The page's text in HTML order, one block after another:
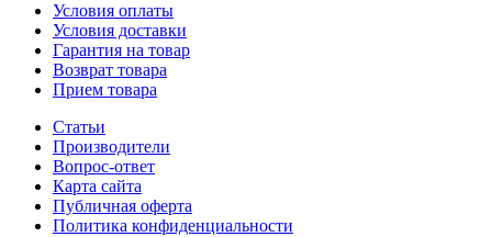
Условия оплаты
Условия доставки
Гарантия на товар
Возврат товара
Прием товара
Статьи
Производители
Вопрос-ответ
Карта сайта
Публичная оферта
Политика конфиденциальности